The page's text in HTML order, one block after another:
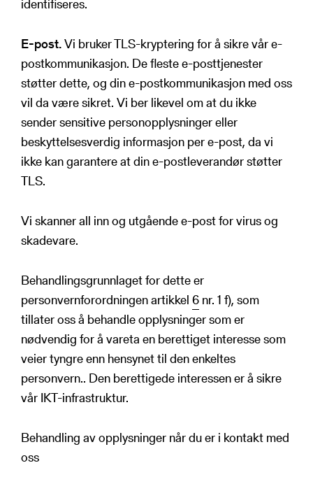
identifiseres.
E-post.Vi bruker TLS-kryptering for å sikre vår e-
postkommunikasjon. De fleste e-posttjenester
støtter dette, og din e-postkommunikasjon med oss
vil da være sikret. Vi ber likevel om at du ikke
sender sensitive personopplysninger eller
beskyttelsesverdig informasjon per e-post, da vi
ikke kan garantere at din e-postleverandør støtter
TLS.
Vi skanner all inn og utgående e-post for virus og
skadevare.
Behandlingsgrunnlaget for dette er
personvernforordningen artikkel 6 nr. 1 f), som
tillater oss å behandle opplysninger som er
nødvendig for å vareta en berettiget interesse som
veier tyngre enn hensynet til den enkeltes
personvern.. Den berettigede interessen er å sikre
vår IKT-infrastruktur.
Behandling av opplysninger når du er i kontakt med
oss